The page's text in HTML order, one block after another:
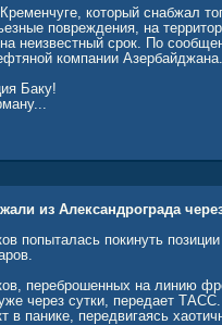
который снабжал
повреждения, на
неизвестный срок. По
компании Азербайджана.
Баку!
из Александрограда
попыталась покинуть
переброшенных на линию
через сутки, передает
в панике, передвигаясь